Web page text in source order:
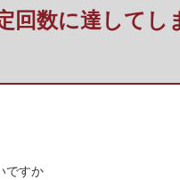
回数に達してし
ですか